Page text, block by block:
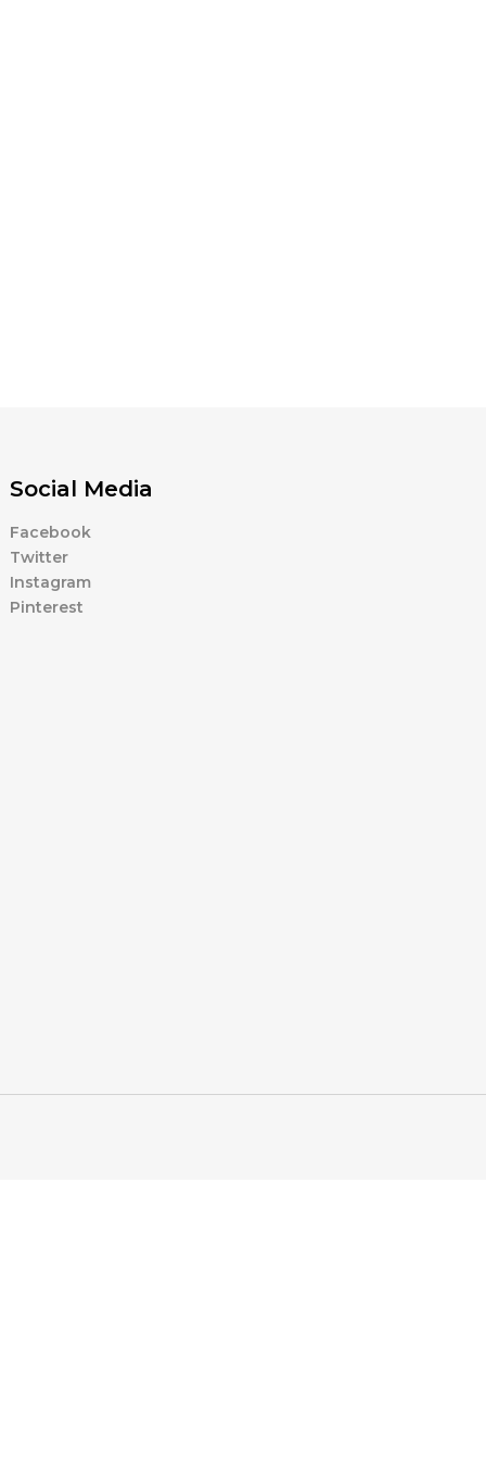
Social Media
Facebook
Twitter
Instagram
Pinterest